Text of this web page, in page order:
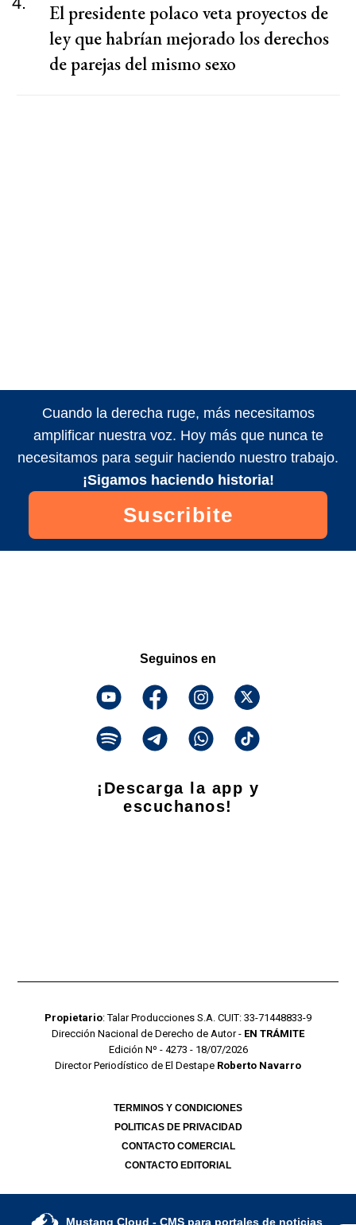
El presidente polaco veta proyectos de
ley que habrían mejorado los derechos
de parejas del mismo sexo
Cuando la derecha ruge, más necesitamos
amplificar nuestra voz. Hoy más que nunca te
necesitamos para seguir haciendo nuestro trabajo.
¡Sigamos haciendo historia!
Suscribite
Seguinos en
¡Descarga la app y
escuchanos!
Propietario: Talar Producciones S.A. CUIT: 33-71448833-9
Dirección Nacional de Derecho de Autor - EN TRÁMITE
Edición Nº - 4273 - 18/07/2026
Director Periodístico de El Destape Roberto Navarro
TERMINOS Y CONDICIONES
POLITICAS DE PRIVACIDAD
CONTACTO COMERCIAL
CONTACTO EDITORIAL
Mustang Cloud - CMS para portales de noticias